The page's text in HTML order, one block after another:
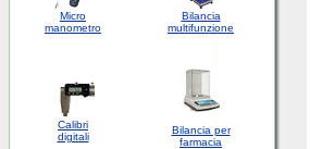
Micro
manometro
Bilancia
multifunzione
Calibri
digitali
Bilancia per
farmacia